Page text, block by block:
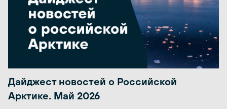
Дайджест новостей о Российской
Арктике. Май 2026